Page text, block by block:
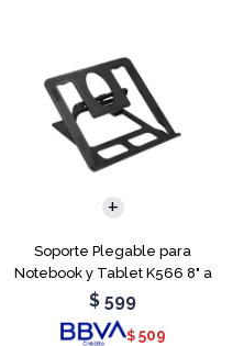
Soporte Plegable para
Notebook y Tablet K566 8" a
15.6"
$ 599
$ 509